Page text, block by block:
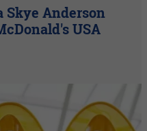
Skye Anderson
USA